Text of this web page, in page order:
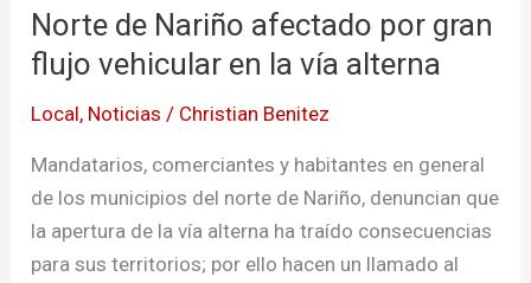
Norte de Nariño afectado por gran
flujo vehicular en la vía alterna
Local, Noticias / Christian Benitez
Mandatarios, comerciantes y habitantes en general
de los municipios del norte de Nariño, denuncian que
la apertura de la vía alterna ha traído consecuencias
para sus territorios; por ello hacen un llamado al
Nariño
afectado
gran
flujo
vehicular
en